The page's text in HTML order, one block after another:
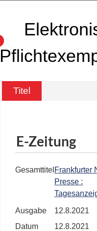
Titel
E-Zeitung
Gesamttitel Frankfurter
Presse :
Ausgabe
12.8.2021
Datum
12.8.2021